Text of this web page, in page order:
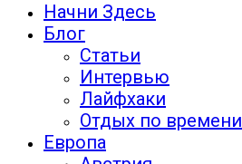
Начни Здесь
Блог
Статьи
Интервью
Лайфхаки
Отдых по
Европа